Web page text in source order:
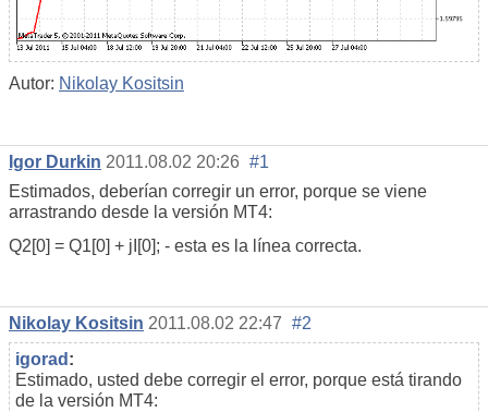
Autor: Nikolay Kositsin
Igor Durkin 2011.08.02 20:26 #1
Estimados, deberían corregir un error, porque se viene
arrastrando desde la versión MT4:
Q2[0] = Q1[0] + jI[0]; - esta es la línea correcta.
Nikolay Kositsin 2011.08.02 22:47 #2
igorad :
Estimado, usted debe corregir el error, porque está tirando
de la versión MT4: